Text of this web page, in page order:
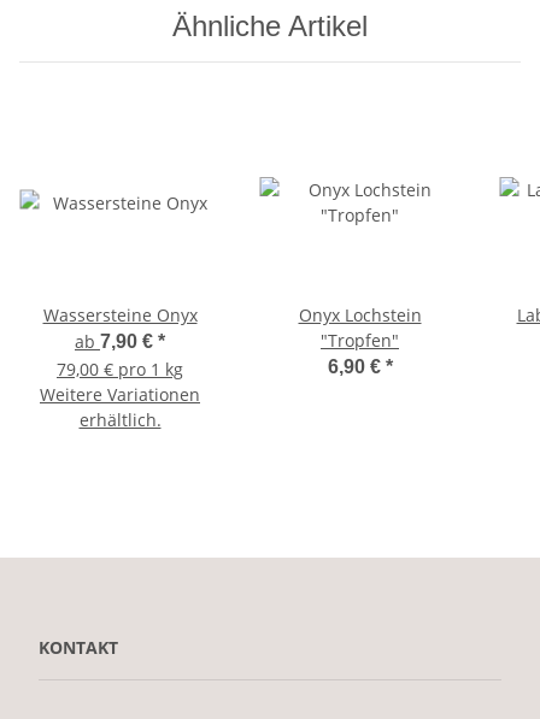
Ähnliche Artikel
Wassersteine Onyx
ab 7,90 € *
79,00 € pro 1 kg
Weitere Variationen
erhältlich.
Onyx Lochstein
"Tropfen"
6,90 € *
KONTAKT